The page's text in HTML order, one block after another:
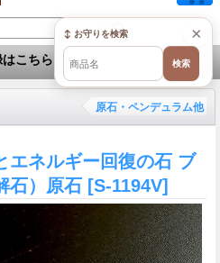
こちら お問い合せ
原石・ペンデュラム他
エネルギー回復の石 ブ
石）原石 [S-1194V]
×
↕ お守りを検索
検索